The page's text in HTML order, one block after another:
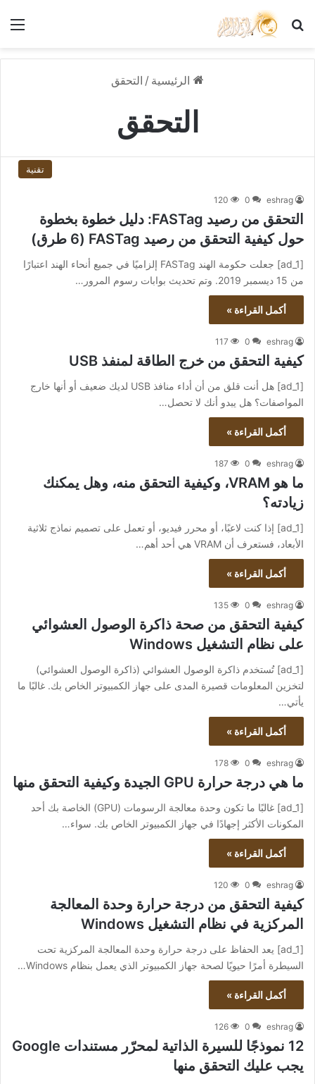
بحث عن
الرئيسية / التحقق
التحقق
تقنية
eshrag
0
120
التحقق من رصيد FASTag: دليل خطوة بخطوة
حول كيفية التحقق من رصيد FASTag (6 طرق)
[ad_1] جعلت حكومة الهند FASTag إلزاميًا في جميع أنحاء الهند اعتبارًا
من 15 ديسمبر 2019. وتم تحديث بوابات رسوم المرور…
أكمل القراءة »
eshrag
0
117
كيفية التحقق من خرج الطاقة لمنفذ USB
[ad_1] هل أنت قلق من أن أداء منافذ USB لديك ضعيف أو أنها خارج
المواصفات؟ هل يبدو أنك لا تحصل…
أكمل القراءة »
eshrag
0
187
ما هو VRAM، وكيفية التحقق منه، وهل يمكنك
زيادته؟
[ad_1] إذا كنت لاعبًا، أو محرر فيديو، أو تعمل على تصميم نماذج ثلاثية
الأبعاد، فستعرف أن VRAM هي أحد أهم…
أكمل القراءة »
eshrag
0
135
كيفية التحقق من صحة ذاكرة الوصول العشوائي
على نظام التشغيل Windows
[ad_1] تُستخدم ذاكرة الوصول العشوائي (ذاكرة الوصول العشوائي)
لتخزين المعلومات قصيرة المدى على جهاز الكمبيوتر الخاص بك. غالبًا ما
يأتي…
أكمل القراءة »
eshrag
0
178
ما هي درجة حرارة GPU الجيدة وكيفية التحقق منها
[ad_1] غالبًا ما تكون وحدة معالجة الرسومات (GPU) الخاصة بك أحد
المكونات الأكثر إجهادًا في جهاز الكمبيوتر الخاص بك. سواء…
أكمل القراءة »
eshrag
0
120
كيفية التحقق من درجة حرارة وحدة المعالجة
المركزية في نظام التشغيل Windows
[ad_1] يعد الحفاظ على درجة حرارة وحدة المعالجة المركزية تحت
السيطرة أمرًا حيويًا لصحة جهاز الكمبيوتر الذي يعمل بنظام Windows…
أكمل القراءة »
eshrag
0
126
12 نموذجًا للسيرة الذاتية لمحرّر مستندات Google
يجب عليك التحقق منها